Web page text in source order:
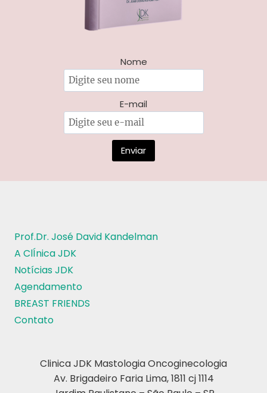
Nome
E-mail
Prof.Dr. José David Kandelman
A ClÍnica JDK
Notícias JDK
Agendamento
BREAST FRIENDS
Contato
Clinica JDK Mastologia Oncoginecologia
Av. Brigadeiro Faria Lima, 1811 cj 1114